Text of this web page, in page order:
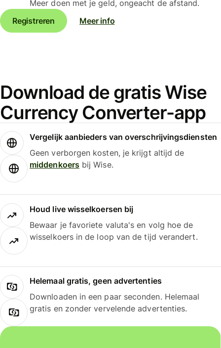
Meer doen met je geld, ongeacht de afstand.
Registreren
Meer info
Download de gratis Wise
Currency Converter-app
Vergelijk aanbieders van overschrijvingsdiensten
Geen verborgen kosten, je krijgt altijd de
middenkoersbij Wise.
Houd live wisselkoersen bij
Bewaar je favoriete valuta's en volg hoe de
wisselkoers in de loop van de tijd verandert.
Helemaal gratis, geen advertenties
Downloaden in een paar seconden. Helemaal
gratis en zonder vervelende advertenties.